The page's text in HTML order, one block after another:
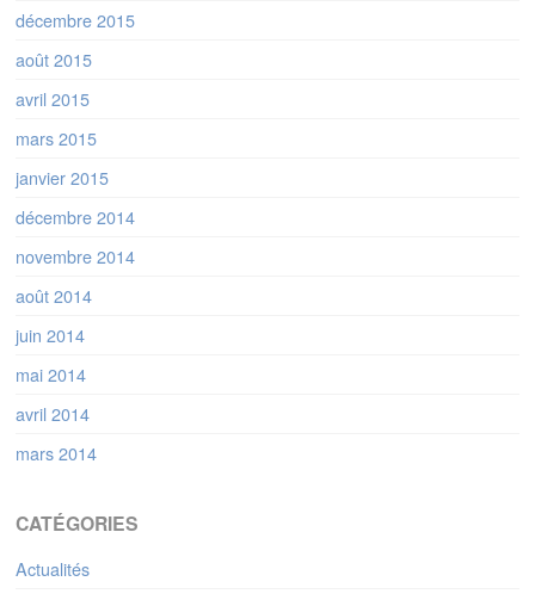
décembre 2015
août 2015
avril 2015
mars 2015
janvier 2015
décembre 2014
novembre 2014
août 2014
juin 2014
mai 2014
avril 2014
mars 2014
CATÉGORIES
Actualités